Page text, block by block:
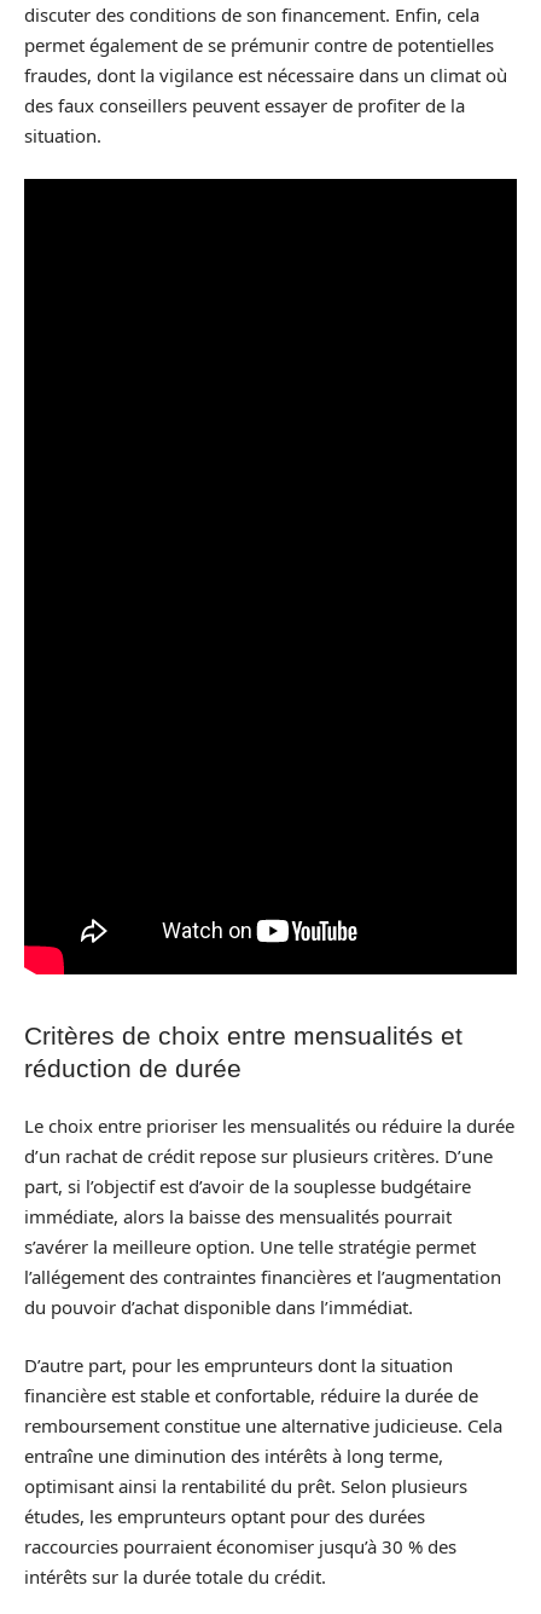
discuter des conditions de son financement. Enfin, cela
permet également de se prémunir contre de potentielles
fraudes, dont la vigilance est nécessaire dans un climat où
des faux conseillers peuvent essayer de profiter de la
situation.
Critères de choix entre mensualités et
réduction de durée
Le choix entre prioriser les mensualités ou réduire la durée
d’un rachat de crédit repose sur plusieurs critères. D’une
part, si l’objectif est d’avoir de la souplesse budgétaire
immédiate, alors la baisse des mensualités pourrait
s’avérer la meilleure option. Une telle stratégie permet
l’allégement des contraintes financières et l’augmentation
du pouvoir d’achat disponible dans l’immédiat.
D’autre part, pour les emprunteurs dont la situation
financière est stable et confortable, réduire la durée de
remboursement constitue une alternative judicieuse. Cela
entraîne une diminution des intérêts à long terme,
optimisant ainsi la rentabilité du prêt. Selon plusieurs
études, les emprunteurs optant pour des durées
raccourcies pourraient économiser jusqu’à 30 % des
intérêts sur la durée totale du crédit.